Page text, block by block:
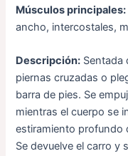
Músculos principales:
ancho, intercostales,
Descripción: Sentada
piernas cruzadas o
barra de pies. Se
mientras el cuerpo se
estiramiento profundo
Se devuelve el carro y